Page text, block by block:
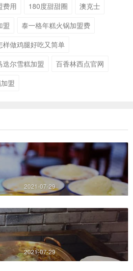
费用 180度甜甜圈
澳克士
盟
泰一格年糕火锅加盟费
样做鸡腿好吃又简单
迭尔雪糕加盟
百香林西点官网
盟
2021-07-29
2021-07-29